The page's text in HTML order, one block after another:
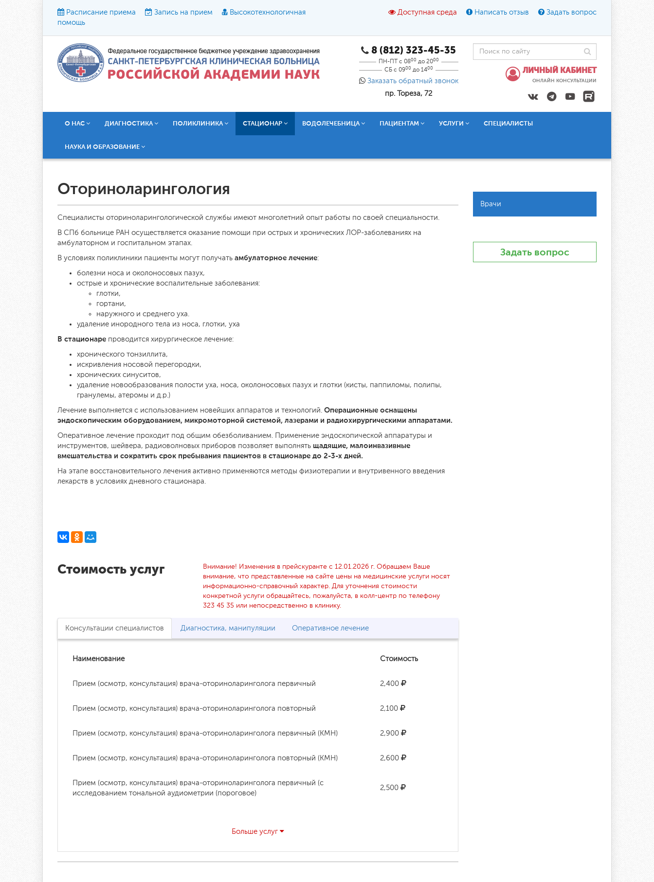
Расписание приема Запись на прием
Высокотехнологичная
помощь
Доступная среда Написать отзыв Задать вопрос
Размер шрифта: A A A
Текст: Кириллица Брайль Звук
8 (812) 323-45-35
ПН-ПТ с 0800 до 2000
СБ с 0900 до 1400
Заказать обратный звонок
пр. Тореза, 72
ЛИЧНЫЙ КАБИНЕТ
ОНЛАЙН КОНСУЛЬТАЦИИ
О НАС ДИАГНОСТИКА ПОЛИКЛИНИКА СТАЦИОНАР ВОДОЛЕЧЕБНИЦА ПАЦИЕНТАМ УСЛУГИ СПЕЦИАЛИСТЫ
НАУКА И ОБРАЗОВАНИЕ
Оториноларингология
Специалисты оториноларингологической службы имеют многолетний опыт работы по своей специальности.
В СПб больнице РАН осуществляется оказание помощи при острых и хронических ЛОР-заболеваниях на
амбулаторном и госпитальном этапах.
В условиях поликлиники пациенты могут получать амбулаторное лечение:
болезни носа и околоносовых пазух,
острые и хронические воспалительные заболевания:
глотки,
гортани,
наружного и среднего уха.
удаление инородного тела из носа, глотки, уха
В стационаре проводится хирургическое лечение:
хронического тонзиллита,
искривления носовой перегородки,
хронических синуситов,
удаление новообразования полости уха, носа, околоносовых пазух и глотки (кисты, паппиломы, полипы,
гранулемы, атеромы и д.р.)
Лечение выполняется с использованием новейших аппаратов и технологий. Операционные оснащены
эндоскопическим оборудованием, микромоторной системой, лазерами и радиохирургическими аппаратами.
Оперативное лечение проходит под общим обезболиванием. Применение эндоскопической аппаратуры и
инструментов, шейвера, радиоволновых приборов позволяет выполнять щадящие, малоинвазивные
вмешательства и сократить срок пребывания пациентов в стационаре до 2-3-х дней.
На этапе восстановительного лечения активно применяются методы физиотерапии и внутривенного введения
лекарств в условиях дневного стационара.
Стоимость услуг
Внимание! Изменения в прейскуранте с 12.01.2026 г. Обращаем Ваше
внимание, что представленные на сайте цены на медицинские услуги носят
информационно-справочный характер. Для уточнения стоимости
конкретной услуги обращайтесь, пожалуйста, в колл-центр по телефону
323 45 35 или непосредственно в клинику.
Консультации специалистов Диагностика, манипуляции Оперативное лечение
Наименование Стоимость
Прием (осмотр, консультация) врача-оториноларинголога первичный 2,400
Прием (осмотр, консультация) врача-оториноларинголога повторный 2,100
Прием (осмотр, консультация) врача-оториноларинголога первичный (КМН) 2,900
Прием (осмотр, консультация) врача-оториноларинголога повторный (КМН) 2,600
Прием (осмотр, консультация) врача-оториноларинголога первичный (с
исследованием тональной аудиометрии (пороговое)
2,500
Больше услуг
Врачи
Задать вопрос